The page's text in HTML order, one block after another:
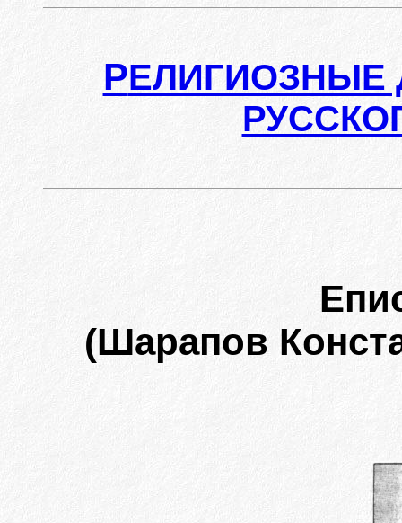
РЕЛИГИОЗНЫЕ
(Шарапов